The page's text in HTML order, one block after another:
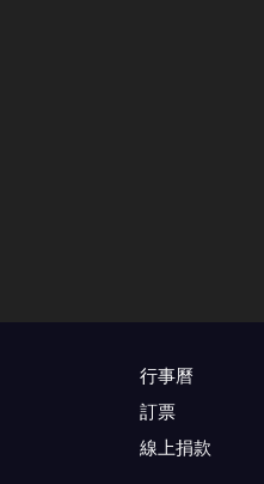
行事曆
訂票
線上捐款